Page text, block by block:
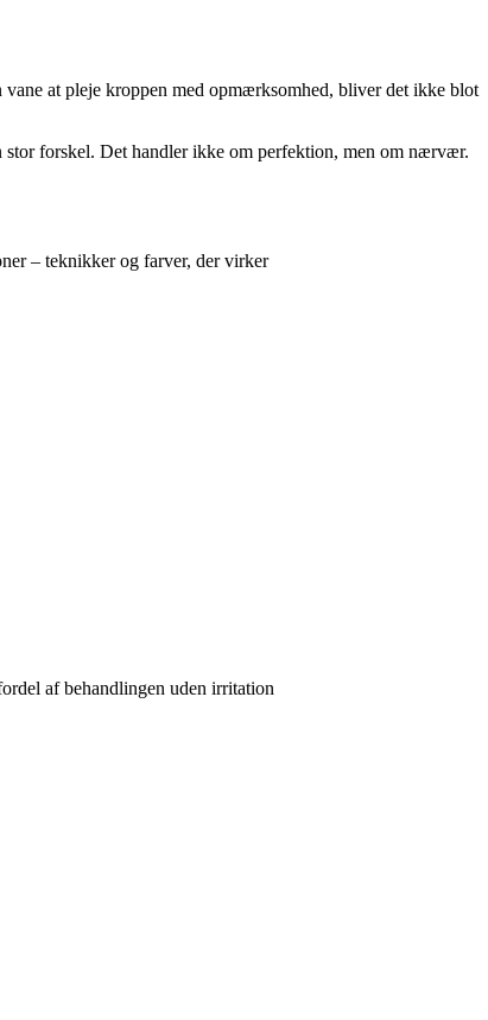
at pleje kroppen med opmærksomhed, bliver det ikke blot
stor forskel. Det handler ikke om perfektion, men om nærvær.
– teknikker og farver, der virker
af behandlingen uden irritation